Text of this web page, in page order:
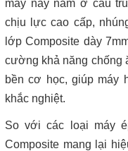
máy này nằm ở cấu
chịu lực cao cấp,
lớp Composite dày
cường khả năng chống
bền cơ học, giúp máy
khắc nghiệt.
So với các loại máy
Composite mang lại